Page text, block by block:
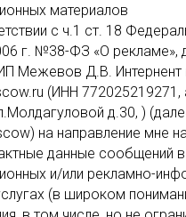
материалов
с ч.1 ст. 18
г. №38-ФЗ «О рекламе»,
Межевов Д.В. Интернент
(ИНН 772025219271,
д.30, )
на направление мне
данные сообщений в
и/или рекламно-
(в широком